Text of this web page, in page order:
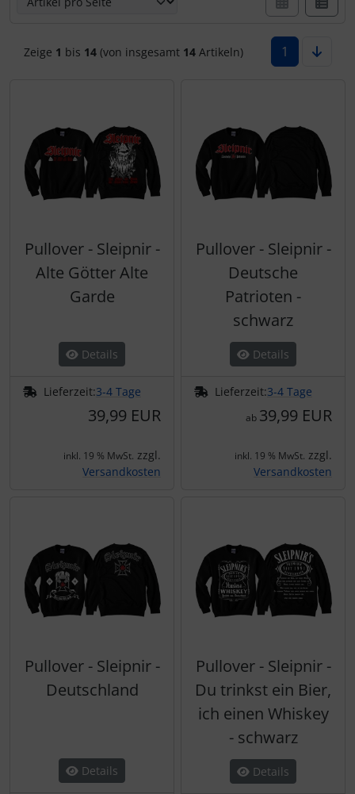
Zeige 1 bis 14(von insgesamt 14Artikeln) 1
Pullover - Sleipnir -
Alte Götter Alte
Garde
Details
Lieferzeit:3-4 Tage
39,99 EUR
inkl. 19 % MwSt. zzgl.
Versandkosten
Pullover - Sleipnir -
Deutsche
Patrioten -
schwarz
Details
Lieferzeit:3-4 Tage
ab 39,99 EUR
inkl. 19 % MwSt. zzgl.
Versandkosten
Pullover - Sleipnir -
Deutschland
Details
Pullover - Sleipnir -
Du trinkst ein Bier,
ich einen Whiskey
- schwarz
Details